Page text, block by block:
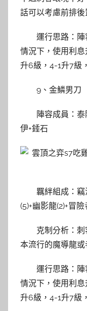
話可以考慮前排後
運行思路：
情況下，使用利
升6級，4-1升7級
9、金鱗男刀
陣容成員：泰
伊+錘石
羈絆組成：竊
(5)+幽影龍(2)+冒險
克制分析：
本流行的魔導龍或
運行思路：
情況下，使用利
升6級，4-1升7級